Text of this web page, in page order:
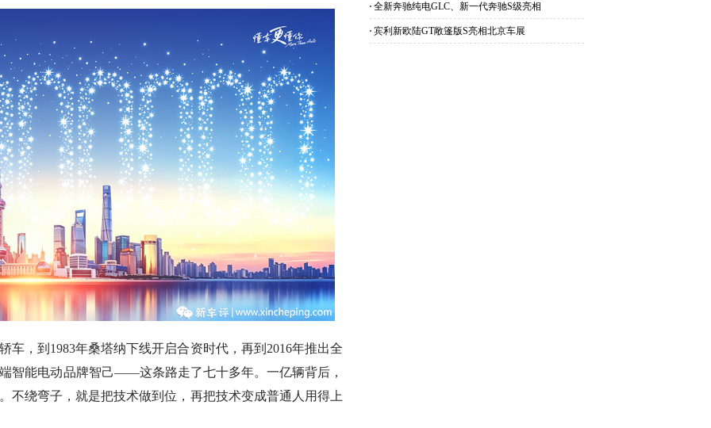
车，到1983年桑塔纳下线开启合资时代，再到2016年推出全
智能电动品牌智己——这条路走了七十多年。一亿辆背后，
不绕弯子，就是把技术做到位，再把技术变成普通人用得上
全新奔驰纯电GLC、新一代奔驰S级亮相
宾利新欧陆GT敞篷版S亮相北京车展